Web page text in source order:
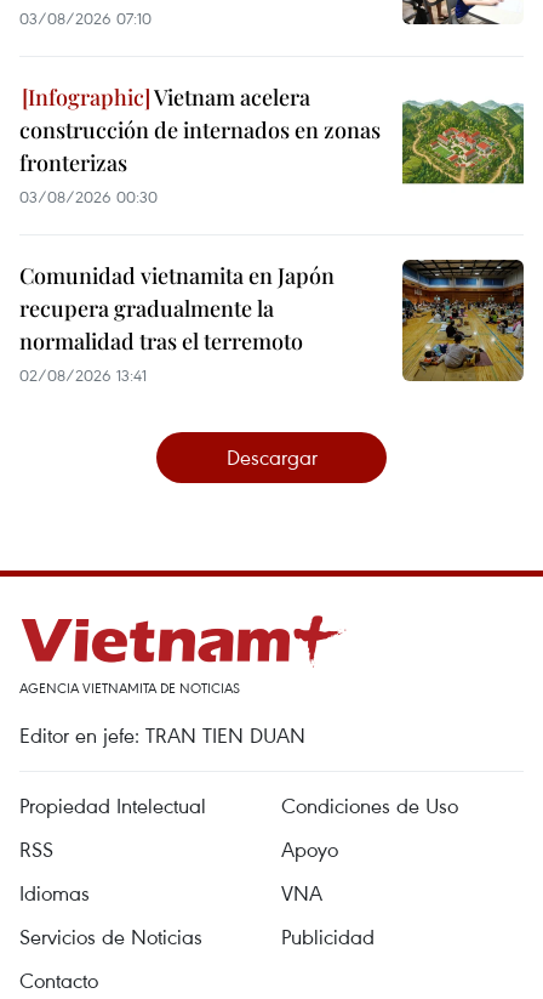
03/08/2026 07:10
Vietnam acelera
construcción de internados en zonas
fronterizas
03/08/2026 00:30
Comunidad vietnamita en Japón
recupera gradualmente la
normalidad tras el terremoto
02/08/2026 13:41
Descargar
AGENCIA VIETNAMITA DE NOTICIAS
Editor en jefe: TRAN TIEN DUAN
Propiedad Intelectual
Condiciones de Uso
RSS
Apoyo
Idiomas
VNA
Servicios de Noticias
Publicidad
Contacto